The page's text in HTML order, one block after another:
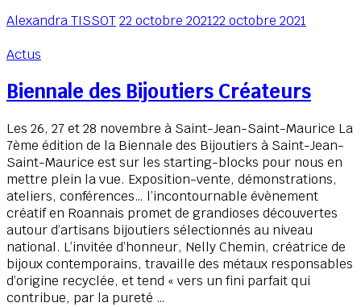
Alexandra TISSOT22 octobre 202122 octobre 2021
Actus
Biennale des Bijoutiers Créateurs
Les 26, 27 et 28 novembre à Saint-Jean-Saint-Maurice La
7ème édition de la Biennale des Bijoutiers à Saint-Jean-
Saint-Maurice est sur les starting-blocks pour nous en
mettre plein la vue. Exposition-vente, démonstrations,
ateliers, conférences… l’incontournable évènement
créatif en Roannais promet de grandioses découvertes
autour d’artisans bijoutiers sélectionnés au niveau
national. L’invitée d’honneur, Nelly Chemin, créatrice de
bijoux contemporains, travaille des métaux responsables
d’origine recyclée, et tend « vers un fini parfait qui
contribue, par la pureté …